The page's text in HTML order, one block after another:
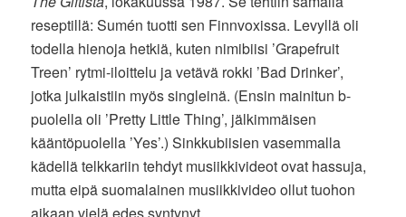
reseptillä: Sumén tuotti sen Finnvoxissa. Levyllä oli
todella hienoja hetkiä, kuten nimibiisi ’Grapefruit
Treen’ rytmi-iloittelu ja vetävä rokki ’Bad Drinker’,
jotka julkaistiin myös singleinä. (Ensin mainitun b-
puolella oli ’Pretty Little Thing’, jälkimmäisen
kääntöpuolella ’Yes’.) Sinkkubiisien vasemmalla
kädellä telkkariin tehdyt musiikkivideot ovat hassuja,
mutta eipä suomalainen musiikkivideo ollut tuohon